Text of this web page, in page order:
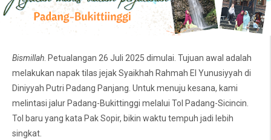
Bismillah. Petualangan 26 Juli 2025 dimulai. Tujuan awal adalah
melakukan napak tilas jejak Syaikhah Rahmah El Yunusiyyah di
Diniyyah Putri Padang Panjang. Untuk menuju kesana, kami
melintasi jalur Padang-Bukittinggi melalui Tol Padang-Sicincin.
Tol baru yang kata Pak Sopir, bikin waktu tempuh jadi lebih
singkat.